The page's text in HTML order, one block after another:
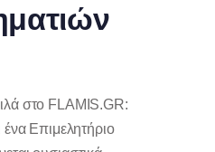
στο FLAMIS.GR:
ένα Επιμελητήριο